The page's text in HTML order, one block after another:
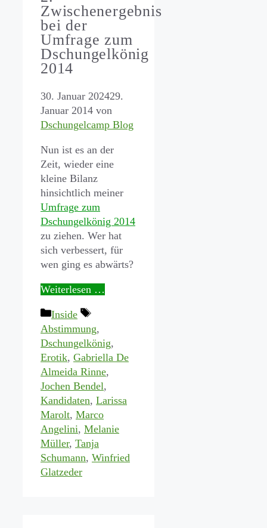
Zwischenergebnis
bei der
Umfrage zum
Dschungelkönig
2014
30. Januar 202429.
Januar 2014 von
Dschungelcamp Blog
Nun ist es an der
Zeit, wieder eine
kleine Bilanz
hinsichtlich meiner
Umfrage zum
Dschungelkönig 2014
zu ziehen. Wer hat
sich verbessert, für
wen ging es abwärts?
Weiterlesen …
Kategorien
Inside
Schlagwörter
Abstimmung,
Dschungelkönig,
Erotik, Gabriella De
Almeida Rinne,
Jochen Bendel,
Kandidaten, Larissa
Marolt, Marco
Angelini, Melanie
Müller, Tanja
Schumann, Winfried
Glatzeder